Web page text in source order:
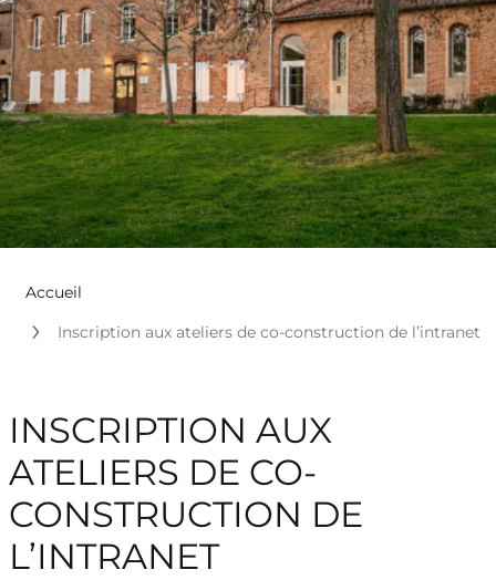
Accueil
Inscription aux ateliers de co-construction de l’intranet
INSCRIPTION AUX
ATELIERS DE CO-
CONSTRUCTION DE
L’INTRANET